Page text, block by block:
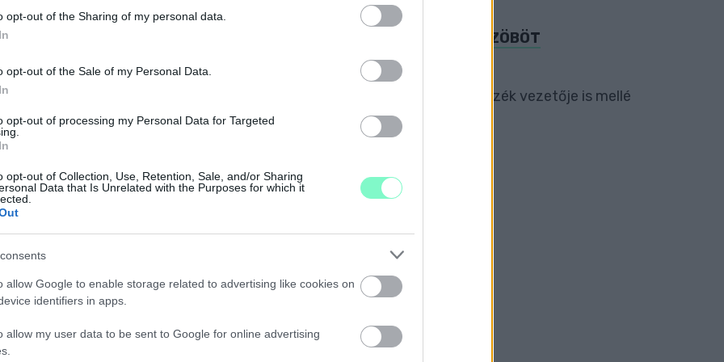
opt-out of the Sharing of my personal data.
opt-out of the Sale of my Personal Data.
opt-out of processing my Personal Data for Targeted
opt-out of Collection, Use, Retention, Sale, and/or Sharing
Data that Is Unrelated with the Purposes for which it
allow Google to enable storage related to advertising like cookies on
identifiers in apps.
allow my user data to be sent to Google for online advertising
NAGYKÖLKEDI GUMITELEP ÜGYE ELÉRJE AZ ORSZÁGOS INGERKÜSZÖBÖT
foglalkozik az üggyel, úgy látszik egy hír csak akkor hír, hogyha az ellenzék vezetője is mellé
IS A HULLADÉKMAFFIA OLDALÁRA ÁLLT
a TISZA-párt miniszterelnöke.
FELSZÁMOLÁSÁRA KIÍRT KÖZBESZERZÉS
A NAGYKÖLKEDI GUMIHEGY FELSZÁMOLÁSÁNAK SIKERÉT